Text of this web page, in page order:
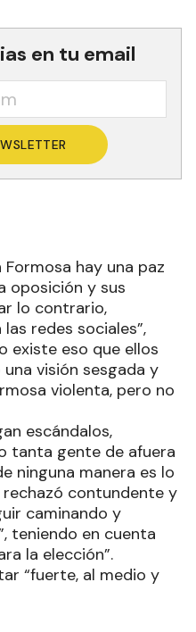
en tu email
hay una paz
oposición y sus
lo contrario,
redes sociales”,
existe eso que ellos
visión sesgada y
violenta, pero no
escándalos,
tanta gente de afuera
ninguna manera es lo
rechazó contundente y
caminando y
teniendo en cuenta
la elección”.
“fuerte, al medio y